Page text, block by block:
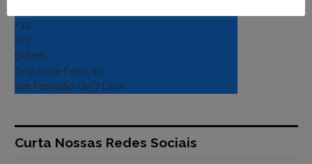
+32°
+23°
Belém
Segunda-Feira, 10
Ver Previsão de 7 Dias
Curta Nossas Redes Sociais